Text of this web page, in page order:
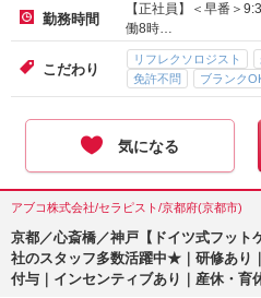
勤務時間
【正社員】＜早番＞
働8時…
こだわり
リフレクソロジスト
免許不問
ブランク
気になる
アブコ株式会社/セラピスト/京都府(京都市)
京都／心斎橋／神戸【ドイツ式フット
社のスタッフ多数活躍中★｜研修あり
付与｜インセンティブあり｜産休・育